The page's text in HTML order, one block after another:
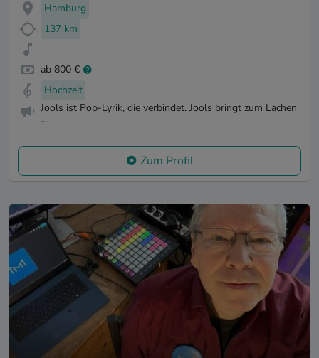
Hamburg
137 km
ab 800 €
Hochzeit
Jools ist Pop-Lyrik, die verbindet. Jools bringt zum Lachen
...
Zum Profil